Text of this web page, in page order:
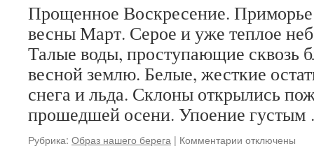
Прощенное Воскресение. Приморье
весны Март. Серое и уже теплое
Талые воды, проступающие сквозь
весной землю. Белые, жесткие
снега и льда. Склоны открылись
прошедшей осени. Упоение
Рубрика: Образ нашего берега | Комментарии котключены